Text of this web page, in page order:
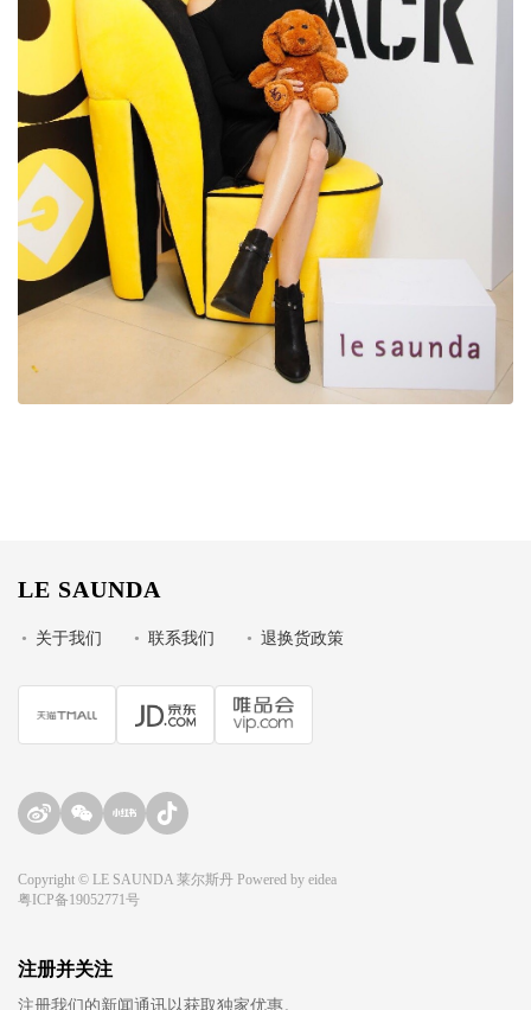
LE SAUNDA
• 关于我们 • 联系我们 • 退换货政策
Copyright © LE SAUNDA 莱尔斯丹 Powered by eidea
粤ICP备19052771号
注册并关注